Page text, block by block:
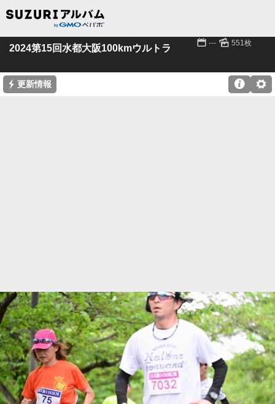
2024第15回水都大阪100kmウルトラ 📅 --- 🌄 551枚
⚡ 更新情報 ⚙
